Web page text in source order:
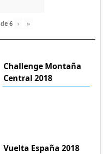
de6 › »
Challenge Montaña
Central 2018
Vuelta España 2018